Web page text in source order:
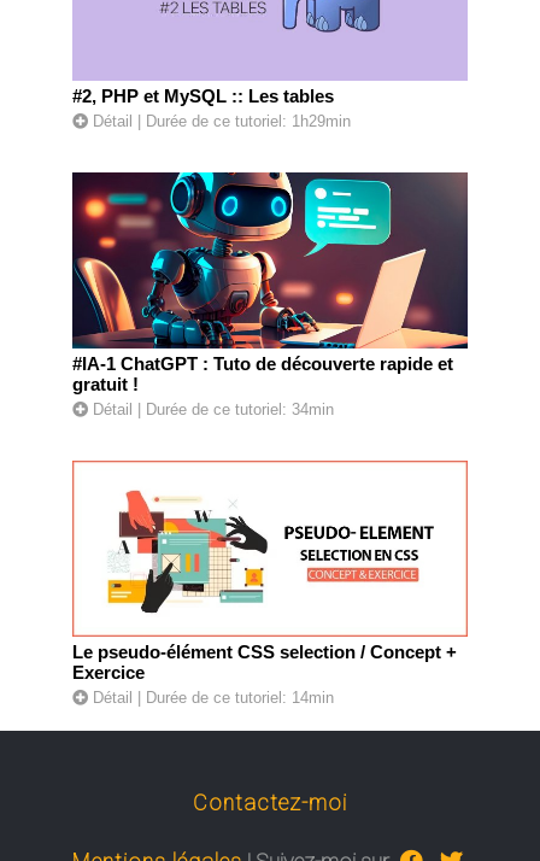
#2, PHP et MySQL :: Les tables
Détail | Durée de ce tutoriel: 1h29min
#IA-1 ChatGPT : Tuto de découverte rapide et
gratuit !
Détail | Durée de ce tutoriel: 34min
Le pseudo-élément CSS selection / Concept +
Exercice
Détail | Durée de ce tutoriel: 14min
Contactez-moi